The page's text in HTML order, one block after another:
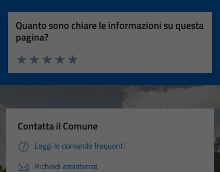
Quanto sono chiare le informazioni su questa
pagina?
Valuta 5 stelle su 5
Valuta 4 stelle su 5
Valuta 3 stelle su 5
Valuta 2 stelle su 5
Valuta 1 stelle su 5
Contatta il Comune
Leggi le domande frequenti
Richiedi assistenza